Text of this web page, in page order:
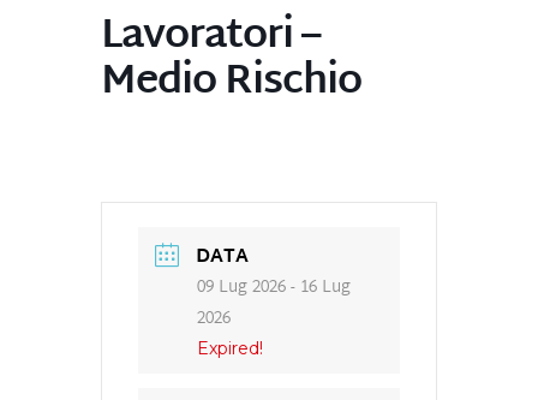
Lavoratori –
Medio Rischio
DATA
09 Lug 2026- 16 Lug
2026
Expired!